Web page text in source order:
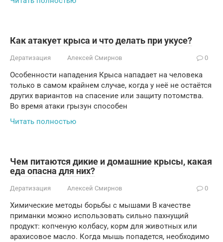
Как атакует крыса и что делать при укусе?
Дератизация Алексей Смирнов 0
Особенности нападения Крыса нападает на человека
только в самом крайнем случае, когда у неё не остаётся
других вариантов на спасение или защиту потомства.
Во время атаки грызун способен
Читать полностью
Чем питаются дикие и домашние крысы, какая
еда опасна для них?
Дератизация Алексей Смирнов 0
Химические методы борьбы с мышами В качестве
приманки можно использовать сильно пахнущий
продукт: копченую колбасу, корм для животных или
арахисовое масло. Когда мышь попадется, необходимо